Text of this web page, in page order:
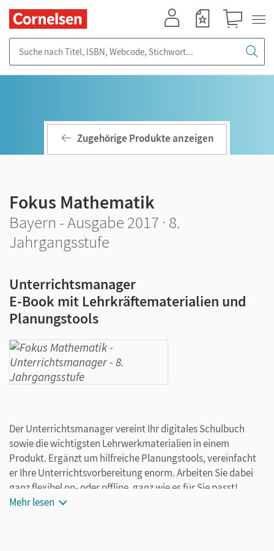
Zugehörige Produkte anzeigen
Fokus Mathematik
Bayern - Ausgabe 2017 · 8.
Jahrgangsstufe
Unterrichtsmanager
E-Book mit Lehrkräftematerialien und
Planungstools
Der Unterrichtsmanager vereint Ihr digitales Schulbuch
sowie die wichtigsten Lehrwerkmaterialien in einem
Produkt. Ergänzt um hilfreiche Planungstools, vereinfacht
er Ihre Unterrichtsvorbereitung enorm. Arbeiten Sie dabei
ganz flexibel on- oder offline, ganz wie es für Sie passt!
Ihr Unterrichtsmanager enthält:
Mehr lesen